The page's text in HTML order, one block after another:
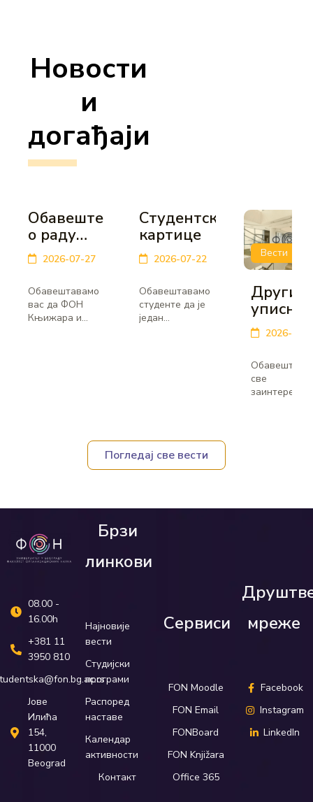
Новости
и
догађаји
Обавештење
о раду
ФОН
Књижаре
и
Скриптарнице
током
2026-07-27
Обавештавамо
вас да ФОН
Књижара и
Студентске
картице
2026-07-22
Обавештавамо
студенте да је
један
Вести
Други
уписни
рок –
конкурс
за упис
у прву
2026-07-
све
Погледај све вести
08.00 -
16.00h
+381 11
3950 810
Јове
Илића
154,
11000
Beograd
Брзи
линкови
Најновије
вести
Студијски
програми
Распоред
наставе
Календар
активности
Контакт
Сервиси
FON Moodle
FON Email
FONBoard
FON Knjižara
Office 365
мреже
Facebook
Instagram
LinkedIn